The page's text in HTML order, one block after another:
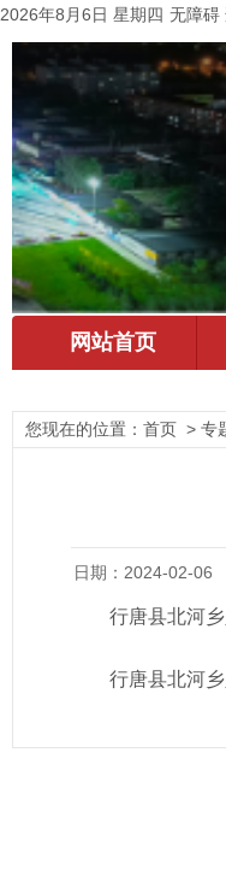
2026年8月6日 星期四 无障碍
您现在的位置： 首页 > 专
日期：2024-02-06
行唐县北河
行唐县北河